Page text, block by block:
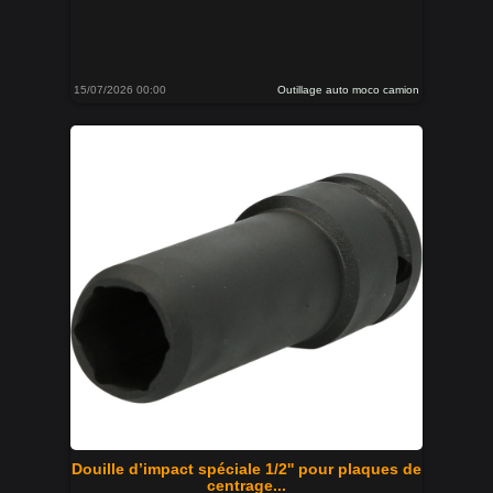
15/07/2026 00:00 Outillage auto moco camion
Douille d’impact spéciale 1/2'' pour plaques de
centrage...